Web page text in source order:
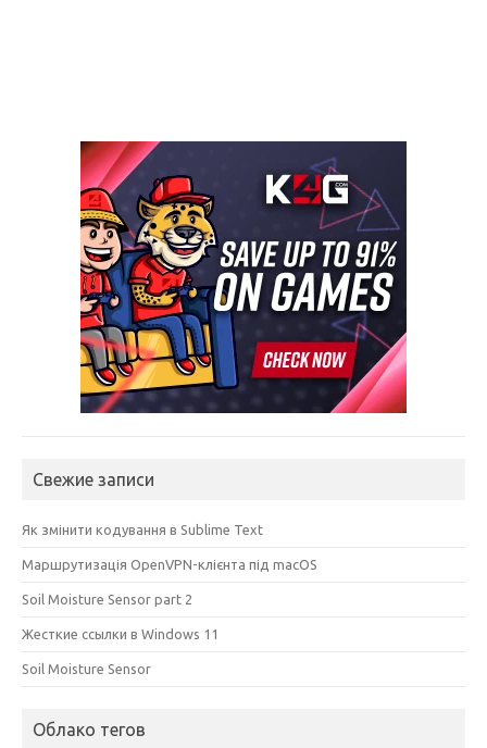
Свежие записи
Як змінити кодування в Sublime Text
Маршрутизація OpenVPN-клієнта під macOS
Soil Moisture Sensor part 2
Жесткие ссылки в Windows 11
Soil Moisture Sensor
Облако тегов